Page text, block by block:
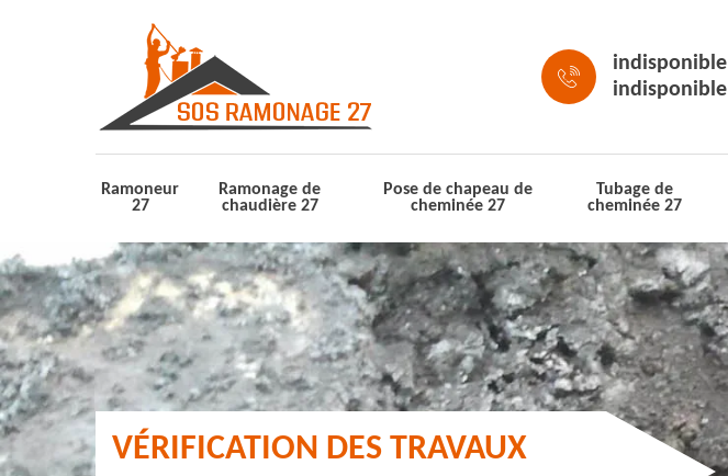
indisponible
indisponible
Ramoneur
27
Ramonage de
chaudière 27
Pose de chapeau de
cheminée 27
Tubage de
cheminée 27
VÉRIFICATION DES TRAVAUX